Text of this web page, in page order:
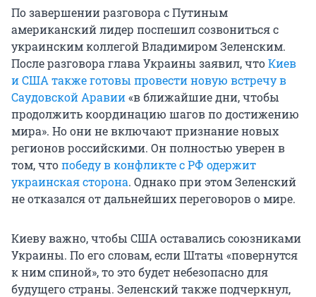
По завершении разговора с Путиным
американский лидер поспешил созвониться с
украинским коллегой Владимиром Зеленским.
После разговора глава Украины заявил, чтоКиев
и США также готовы провести новую встречу в
Саудовской Аравии«в ближайшие дни, чтобы
продолжить координацию шагов по достижению
мира». Но они не включают признание новых
регионов российскими. Он полностью уверен в
том, чтопобеду в конфликте с РФ одержит
украинская сторона. Однако при этом Зеленский
не отказался от дальнейших переговоров о мире.
Киеву важно, чтобы США оставались союзниками
Украины. По его словам, если Штаты «повернутся
к ним спиной», то это будет небезопасно для
будущего страны. Зеленский также подчеркнул,